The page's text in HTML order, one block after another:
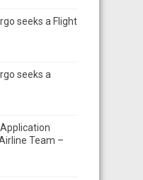
seeks a Flight
seeks a
Team –